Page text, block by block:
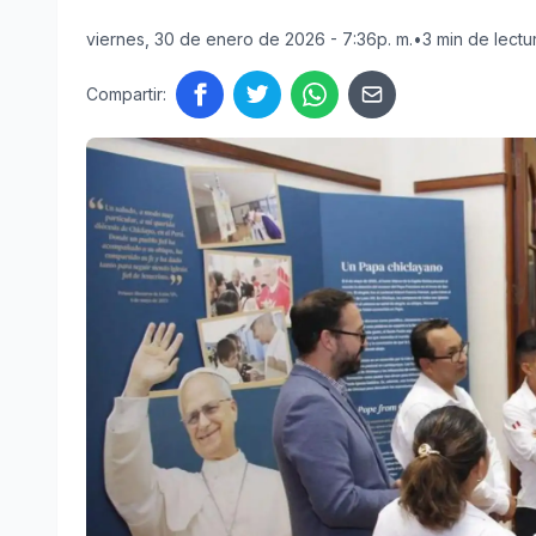
viernes, 30 de enero de 2026 - 7:36p. m.•3 min de
Compartir: